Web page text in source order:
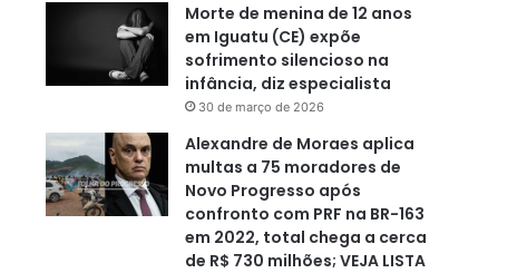
Morte de menina de 12 anos
em Iguatu (CE) expõe
sofrimento silencioso na
infância, diz especialista
30 de março de 2026
Alexandre de Moraes aplica
multas a 75 moradores de
Novo Progresso após
confronto com PRF na BR-163
em 2022, total chega a cerca
de R$ 730 milhões; VEJA LISTA